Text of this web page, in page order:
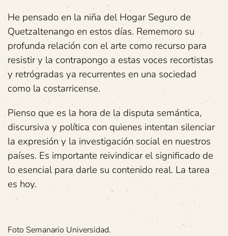
He pensado en la niña del Hogar Seguro de
Quetzaltenango en estos días. Rememoro su
profunda relación con el arte como recurso para
resistir y la contrapongo a estas voces recortistas
y retrógradas ya recurrentes en una sociedad
como la costarricense.
Pienso que es la hora de la disputa semántica,
discursiva y política con quienes intentan silenciar
la expresión y la investigación social en nuestros
países. Es importante reivindicar el significado de
lo esencial para darle su contenido real. La tarea
es hoy.
Foto Semanario Universidad.